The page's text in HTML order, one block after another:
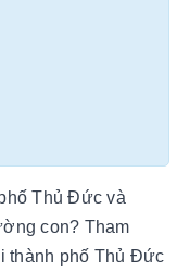
Thủ Đức và
con? Tham
thành phố Thủ Đức